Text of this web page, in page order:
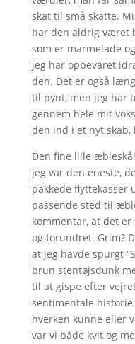
skat til små skatte.
har den aldrig været
som er marmelade
jeg har opbevaret
den. Det er også
til pynt, men jeg har
gennem hele mit
den ind i et nyt
Den fine lille
jeg var den eneste,
pakkede flyttekasser
passende sted til
kommentar, at det
og forundret. Grim?
at jeg havde spurgt
brun stentøjsdunk
til at gispe efter
sentimentale
hverken kunne eller
var vi både kvit og